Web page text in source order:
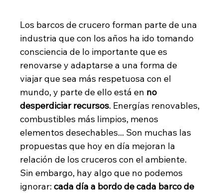
Los barcos de crucero forman parte de una
industria que con los años ha ido tomando
consciencia de lo importante que es
renovarse y adaptarse a una forma de
viajar que sea más respetuosa con el
mundo, y parte de ello está en no
desperdiciar recursos. Energías renovables,
combustibles más limpios, menos
elementos desechables... Son muchas las
propuestas que hoy en día mejoran la
relación de los cruceros con el ambiente.
Sin embargo, hay algo que no podemos
ignorar: cada día a bordo de cada barco de